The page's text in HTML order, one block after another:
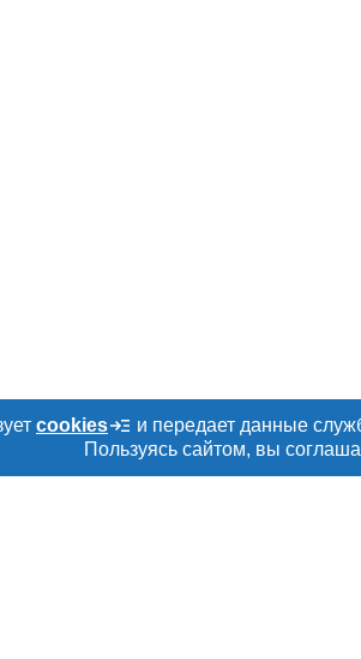
cookies
и передает данные
Пользуясь сайтом, вы